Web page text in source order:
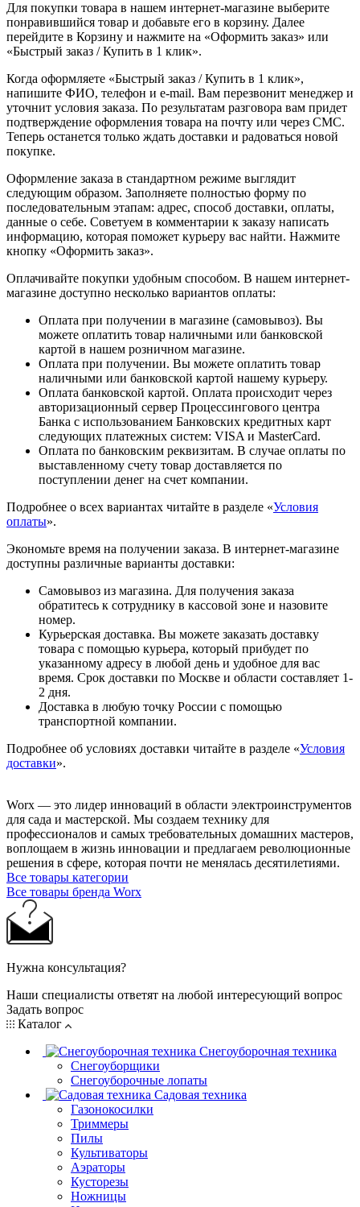
Для покупки товара в нашем интернет-магазине выберите
понравившийся товар и добавьте его в корзину. Далее
перейдите в Корзину и нажмите на «Оформить заказ» или
«Быстрый заказ / Купить в 1 клик».
Когда оформляете «Быстрый заказ / Купить в 1 клик»,
напишите ФИО, телефон и e-mail. Вам перезвонит менеджер и
уточнит условия заказа. По результатам разговора вам придет
подтверждение оформления товара на почту или через СМС.
Теперь останется только ждать доставки и радоваться новой
покупке.
Оформление заказа в стандартном режиме выглядит
следующим образом. Заполняете полностью форму по
последовательным этапам: адрес, способ доставки, оплаты,
данные о себе. Советуем в комментарии к заказу написать
информацию, которая поможет курьеру вас найти. Нажмите
кнопку «Оформить заказ».
Оплачивайте покупки удобным способом. В нашем интернет-
магазине доступно несколько вариантов оплаты:
Оплата при получении в магазине (самовывоз). Вы
можете оплатить товар наличными или банковской
картой в нашем розничном магазине.
Оплата при получении. Вы можете оплатить товар
наличными или банковской картой нашему курьеру.
Оплата банковской картой. Оплата происходит через
авторизационный сервер Процессингового центра
Банка с использованием Банковских кредитных карт
следующих платежных систем: VISA и MasterCard.
Оплата по банковским реквизитам. В случае оплаты по
выставленному счету товар доставляется по
поступлении денег на счет компании.
Подробнее о всех вариантах читайте в разделе «Условия
оплаты».
Экономьте время на получении заказа. В интернет-магазине
доступны различные варианты доставки:
Самовывоз из магазина. Для получения заказа
обратитесь к сотруднику в кассовой зоне и назовите
номер.
Курьерская доставка. Вы можете заказать доставку
товара с помощью курьера, который прибудет по
указанному адресу в любой день и удобное для вас
время. Срок доставки по Москве и области составляет 1-
2 дня.
Доставка в любую точку России с помощью
транспортной компании.
Подробнее об условиях доставки читайте в разделе «Условия
доставки».
Worx — это лидер инноваций в области электроинструментов
для сада и мастерcкой. Мы создаем технику для
профессионалов и самых требовательных домашних мастеров,
воплощаем в жизнь инновации и предлагаем революционные
решения в сфере, которая почти не менялась десятилетиями.
Все товары категории
Все товары бренда Worx
Нужна консультация?
Наши специалисты ответят на любой интересующий вопрос
Задать вопрос
Каталог
Снегоуборочная техника
Снегоуборщики
Снегоуборочные лопаты
Садовая техника
Газонокосилки
Триммеры
Пилы
Культиваторы
Аэраторы
Кусторезы
Ножницы